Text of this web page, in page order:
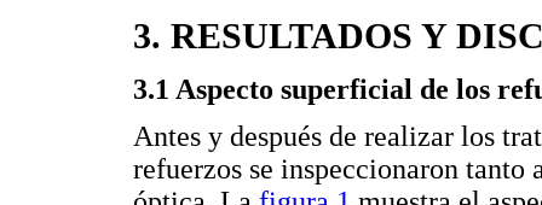
3. RESULTADOS Y
3.1 Aspecto superficial de los
Antes y después de realizar los
refuerzos se inspeccionaron